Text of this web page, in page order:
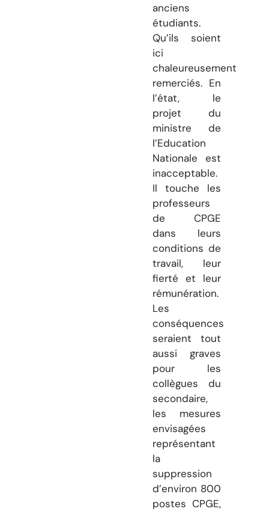
anciens
étudiants.
Qu’ils soient
ici
chaleureusement
remerciés. En
l’état, le
projet du
ministre de
l’Education
Nationale est
inacceptable.
Il touche les
professeurs
de CPGE
dans leurs
conditions de
travail, leur
fierté et leur
rémunération.
Les
conséquences
seraient tout
aussi graves
pour les
collègues du
secondaire,
les mesures
envisagées
représentant
la
suppression
d’environ 800
postes CPGE,